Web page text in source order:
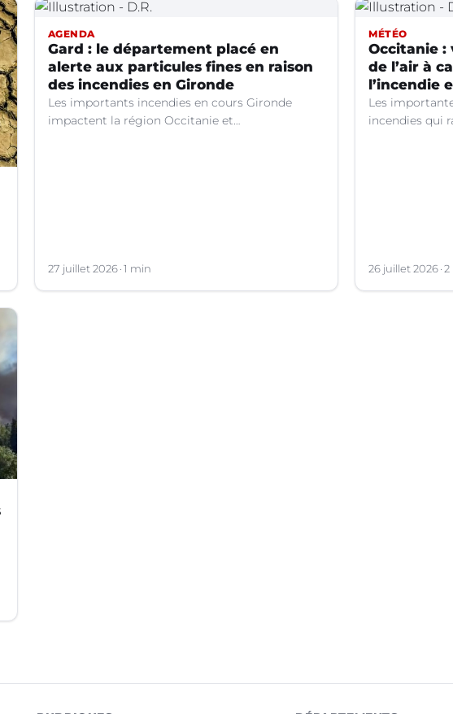
AGENDA
Gard : le département placé en
alerte aux particules fines en raison
des incendies en Gironde
Les importants incendies en cours Gironde
impactent la région Occitanie et
27 juillet 2026 1 min
MÉTÉO
Occitanie :
de l’air à
l’incendie
Les
incendies qui
26 juillet 2026 2